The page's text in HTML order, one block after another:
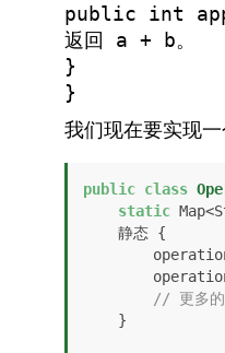
public int
返回 a + b。
}
}
我们现在要实现
public class
static
// 更多的